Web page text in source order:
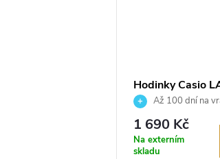
Hodinky Casio
9AEFAž 100 dní na
Autorizovaný prodejce.
1 690 Kč
Na externím
skladu